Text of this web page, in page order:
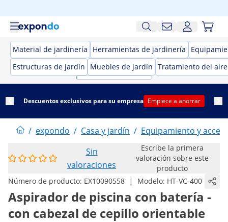
Material de jardinería Herramientas de jardinería
Estructuras de jardín
Muebles de jardín Tratamiento del aire
Descuentos exclusivos para su empresa Empiece a ahorrar
/ expondo / Casa y jardín / Equipamiento y
Sin
valoraciones
Escribe la primera
valoración sobre este
producto
Número de producto: EX10090558 | Modelo: HT-VC-400
Aspirador de piscina con batería -
con cabezal de cepillo orientable